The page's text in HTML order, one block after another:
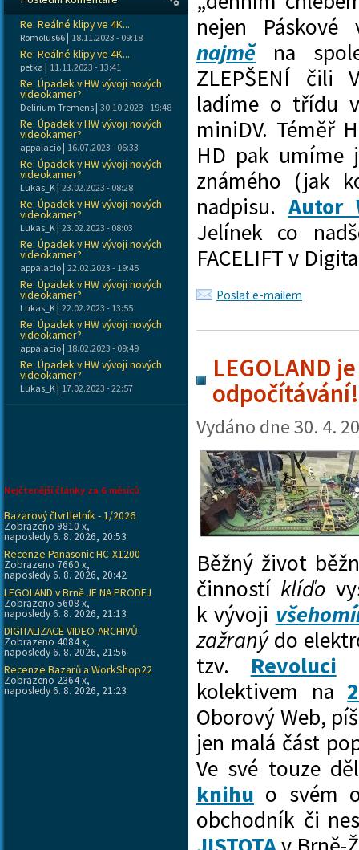
nejen
najměna
ZLEPŠENÍ čili
ladíme o třídu
miniDV. Téměř
HD pak umíme
známého (jak
nadpisu. Autor
Jelínek co
FACELIFT v
Poslat e-mailem
LEGOLAND
odpočítávání!
Vydáno dne30. 4.
Běžný život
činností klíďo
k vývoji
zažranýdo
tzv. Revoluci
kolektivem na
Oborový Web,
jen malá část
Ve své touze
knihu o svém
obchodník či
Re: Reálné klipy ve 4K...
Romolus66| 18.11.2023 - 09:18
Re: Reálné klipy ve 4K...
petka | 11.11.2023 - 13:41
Re: Úpadek v HW vývoji nových
videokamer?
Delirium Tremens| 30.10.2023 - 19:48
Re: Úpadek v HW vývoji nových
videokamer?
appalacio| 16.07.2023 - 06:33
Re: Úpadek v HW vývoji nových
videokamer?
Lukas_K | 23.02.2023 - 08:28
Re: Úpadek v HW vývoji nových
videokamer?
Lukas_K | 23.02.2023 - 08:03
Re: Úpadek v HW vývoji nových
videokamer?
appalacio| 22.02.2023 - 19:45
Re: Úpadek v HW vývoji nových
videokamer?
Lukas_K | 22.02.2023 - 13:55
Re: Úpadek v HW vývoji nových
videokamer?
appalacio| 18.02.2023 - 09:49
Re: Úpadek v HW vývoji nových
videokamer?
Lukas_K | 17.02.2023 - 22:57
Nejčtenější články za 6 měsíců
Bazarový čtvrtletník - 1/2026
Zobrazeno 9810 x,
naposledy 6. 8. 2026, 20:53
Recenze Panasonic HC-X1200
Zobrazeno 7660 x,
naposledy 6. 8. 2026, 20:42
LEGOLAND v Brně JE NA PRODEJ
Zobrazeno 5608 x,
naposledy 6. 8. 2026, 21:13
DIGITALIZACE VIDEO-ARCHIVŮ
Zobrazeno 4084 x,
naposledy 6. 8. 2026, 21:56
Recenze Bazarů a WorkShop22
Zobrazeno 2364 x,
naposledy 6. 8. 2026, 21:23